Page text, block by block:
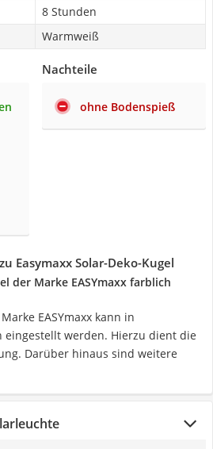
8 Stunden
Warmweiß
Nachteile
ohne Bodenspieß
Easymaxx Solar-Deko-Kugel
der Marke EASYmaxx farblich
EASYmaxx kann in
eingestellt werden. Hierzu dient die
Darüber hinaus sind weitere